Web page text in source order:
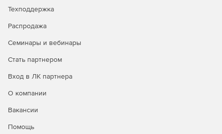
Техподдержка
Распродажа
Семинары и вебинары
Стать партнером
Вход в ЛК партнера
О компании
Вакансии
Помощь